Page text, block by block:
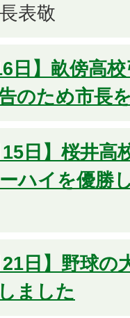
表敬
日】畝傍高
のため市長
15日】桜井
ハイを優勝
21日】野球
ました